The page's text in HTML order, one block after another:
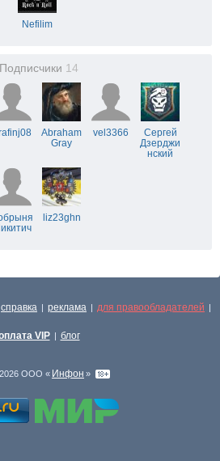
Nefilim
Подписчики 14
Abraham
Gray
vel3366
Сергей
Дзерджи
нский
liz23ghn
справка | реклама | для правообладателей |
VIP | блог
ООО « Инфон »